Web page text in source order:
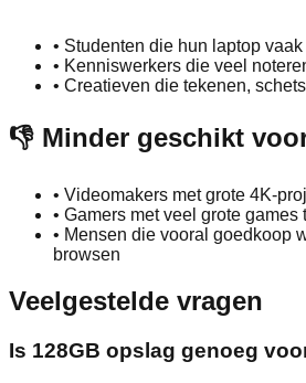
• Studenten die hun laptop
• Kenniswerkers die veel
• Creatieven die tekenen,
👎 Minder geschikt
• Videomakers met grote 4K-
• Gamers met veel grote
• Mensen die vooral goedkoop
browsen
Veelgestelde vragen
Is 128GB opslag genoeg